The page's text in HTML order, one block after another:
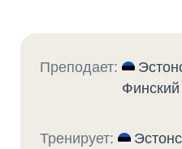
Преподает:
Финский
Тренирует: